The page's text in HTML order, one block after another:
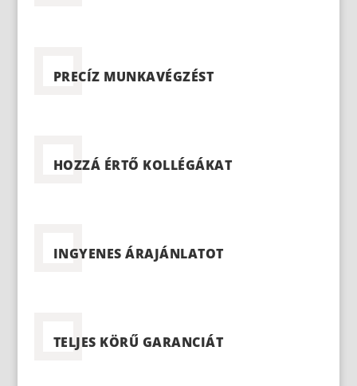
PRECÍZ MUNKAVÉGZÉST
HOZZÁ ÉRTŐ KOLLÉGÁKAT
INGYENES ÁRAJÁNLATOT
TELJES KÖRŰ GARANCIÁT